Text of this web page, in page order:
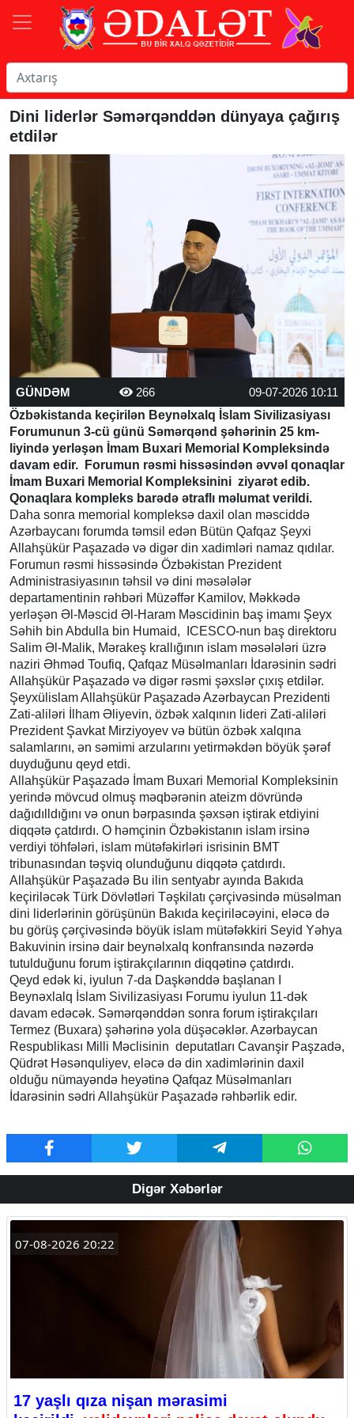
Dini liderlər Səmərqənddən dünyaya çağırış
etdilər
GÜNDƏM 266
09-07-2026 10:11
Özbəkistanda keçirilən Beynəlxalq İslam Sivilizasiyası
Forumunun 3-cü günü Səmərqənd şəhərinin 25 km-
liyində yerləşən İmam Buxari Memorial Kompleksində
davam edir. Forumun rəsmi hissəsindən əvvəl qonaqlar
İmam Buxari Memorial Kompleksinini ziyarət edib.
Qonaqlara kompleks barədə ətraflı məlumat verildi.
Daha sonra memorial kompleksə daxil olan məsciddə
Azərbaycanı forumda təmsil edən Bütün Qafqaz Şeyxi
Allahşükür Paşazadə və digər din xadimləri namaz qıdılar.
Forumun rəsmi hissəsində Özbəkistan Prezident
Administrasiyasının təhsil və dini məsələlər
departamentinin rəhbəri Müzəffər Kamilov, Məkkədə
yerləşən Əl-Məscid Əl-Haram Məscidinin baş imamı Şeyx
Səhih bin Abdulla bin Humaid, ICESCO-nun baş direktoru
Salim Əl-Malik, Mərakeş krallığının islam məsələləri üzrə
naziri Əhməd Toufiq, Qafqaz Müsəlmanları İdarəsinin sədri
Allahşükür Paşazadə və digər rəsmi şəxslər çıxış etdilər.
Şeyxülislam Allahşükür Paşazadə Azərbaycan Prezidenti
Zati-aliləri İlham Əliyevin, özbək xalqının lideri Zati-aliləri
Prezident Şavkat Mirziyoyev və bütün özbək xalqına
salamlarını, ən səmimi arzularını yetirməkdən böyük şərəf
duyduğunu qeyd etdi.
Allahşükür Paşazadə İmam Buxari Memorial Kompleksinin
yerində mövcud olmuş məqbərənin ateizm dövründə
dağıdılldığını və onun bərpasında şəxsən iştirak etdiyini
diqqətə çatdırdı. O həmçinin Özbəkistanın islam irsinə
verdiyi töhfələri, islam mütəfəkirləri isrisinin BMT
tribunasından təşviq olunduğunu diqqətə çatdırdı.
Allahşükür Paşazadə Bu ilin sentyabr ayında Bakıda
keçiriləcək Türk Dövlətləri Təşkilatı çərçivəsində müsəlman
dini liderlərinin görüşünün Bakıda keçiriləcəyini, eləcə də
bu görüş çərçivəsində böyük islam mütəfəkkiri Seyid Yəhya
Bakuvinin irsinə dair beynəlxalq konfransında nəzərdə
tutulduğunu forum iştirakçılarının diqqətinə çatdırdı.
Qeyd edək ki, iyulun 7-da Daşkənddə başlanan I
Beynəxlalq İslam Sivilizasiyası Forumu iyulun 11-dək
davam edəcək. Səmərqənddən sonra forum iştirakçıları
Termez (Buxara) şəhərinə yola düşəcəklər. Azərbaycan
Respublikası Milli Məclisinin deputatları Cavanşir Paşzadə,
Qüdrət Həsənquliyev, eləcə də din xadimlərinin daxil
olduğu nümayəndə heyətinə Qafqaz Müsəlmanları
İdarəsinin sədri Allahşükür Paşazadə rəhbərlik edir.
Digər Xəbərlər
07-08-2026 20:22
17 yaşlı qıza nişan mərasimi